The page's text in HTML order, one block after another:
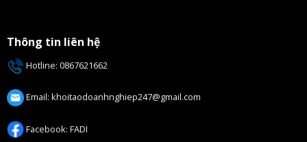
Thông tin liên hệ
Hotline: 0867621662
Email: khoitaodoanhnghiep247@gmail.com
Facebook: FADI